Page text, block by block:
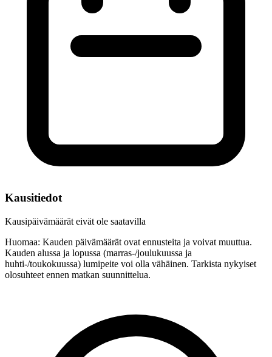
Kausitiedot
Kausipäivämäärät eivät ole saatavilla
Huomaa: Kauden päivämäärät ovat ennusteita ja voivat muuttua.
Kauden alussa ja lopussa (marras-/joulukuussa ja
huhti-/toukokuussa) lumipeite voi olla vähäinen. Tarkista nykyiset
olosuhteet ennen matkan suunnittelua.